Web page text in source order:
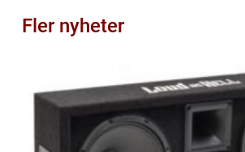
Fler nyheter